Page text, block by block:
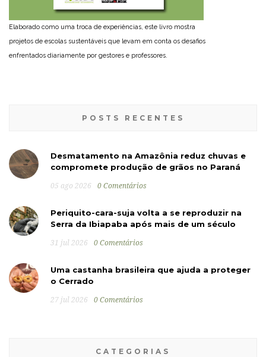
Elaborado como uma troca de experiências, este livro mostra
projetos de escolas sustentáveis que levam em conta os desafios
enfrentados diariamente por gestores e professores.
POSTS RECENTES
Desmatamento na Amazônia reduz chuvas e
compromete produção de grãos no Paraná
05 ago 2026 0 Comentários
Periquito-cara-suja volta a se reproduzir na
Serra da Ibiapaba após mais de um século
31 jul 2026 0 Comentários
Uma castanha brasileira que ajuda a proteger
o Cerrado
27 jul 2026 0 Comentários
CATEGORIAS